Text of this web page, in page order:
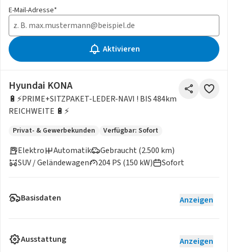
E-Mail-Adresse*
Aktivieren
Hyundai KONA
🔋⚡️PRIME+SITZPAKET-LEDER-NAVI ! BIS 484km
REICHWEITE 🔋⚡️
Privat- & Gewerbekunden Verfügbar: Sofort
Elektro
Gebraucht (2.500 km)
204 PS (150 kW)
Automatik
SUV / Geländewagen
Sofort
Basisdaten Anzeigen
Ausstattung Anzeigen